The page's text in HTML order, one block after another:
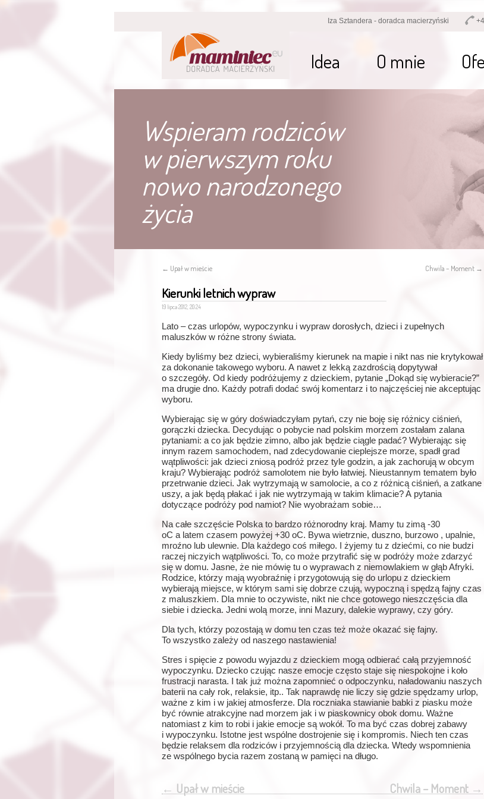
Iza Sztandera - doradca macierzyński
Idea O mnie
Wspieram rodziców
w pierwszym roku
nowo narodzonego
życia
← Upał w mieście Chwila – Moment →
Kierunki letnich wypraw
19 lipca 2012, 20:24
Lato – czas urlopów, wypoczynku i wypraw dorosłych, dzieci i zupełnych
maluszków w różne strony świata.
Kiedy byliśmy bez dzieci, wybieraliśmy kierunek na mapie i nikt nas nie krytykował
za dokonanie takowego wyboru. A nawet z lekką zazdrością dopytywał
o szczegóły. Od kiedy podróżujemy z dzieckiem, pytanie „Dokąd się wybieracie?”
ma drugie dno. Każdy potrafi dodać swój komentarz i to najczęściej nie akceptując
wyboru.
Wybierając się w góry doświadczyłam pytań, czy nie boję się różnicy ciśnień,
gorączki dziecka. Decydując o pobycie nad polskim morzem zostałam zalana
pytaniami: a co jak będzie zimno, albo jak będzie ciągle padać? Wybierając się
innym razem samochodem, nad zdecydowanie cieplejsze morze, spadł grad
wątpliwości: jak dzieci zniosą podróż przez tyle godzin, a jak zachorują w obcym
kraju? Wybierając podróż samolotem nie było łatwiej. Nieustannym tematem było
przetrwanie dzieci. Jak wytrzymają w samolocie, a co z różnicą ciśnień, a zatkane
uszy, a jak będą płakać i jak nie wytrzymają w takim klimacie? A pytania
dotyczące podróży pod namiot? Nie wyobrażam sobie…
Na całe szczęście Polska to bardzo różnorodny kraj. Mamy tu zimą -30
oC a latem czasem powyżej +30 oC. Bywa wietrznie, duszno, burzowo , upalnie,
mroźno lub ulewnie. Dla każdego coś miłego. I żyjemy tu z dziećmi, co nie budzi
raczej niczyich wątpliwości. To, co może przytrafić się w podróży może zdarzyć
się w domu. Jasne, że nie mówię tu o wyprawach z niemowlakiem w głąb Afryki.
Rodzice, którzy mają wyobraźnię i przygotowują się do urlopu z dzieckiem
wybierają miejsce, w którym sami się dobrze czują, wypoczną i spędzą fajny czas
z maluszkiem. Dla mnie to oczywiste, nikt nie chce gotowego nieszczęścia dla
siebie i dziecka. Jedni wolą morze, inni Mazury, dalekie wyprawy, czy góry.
Dla tych, którzy pozostają w domu ten czas też może okazać się fajny.
To wszystko zależy od naszego nastawienia!
Stres i spięcie z powodu wyjazdu z dzieckiem mogą odbierać całą przyjemność
wypoczynku. Dziecko czując nasze emocje często staje się niespokojne i koło
frustracji narasta. I tak już można zapomnieć o odpoczynku, naładowaniu naszych
baterii na cały rok, relaksie, itp.. Tak naprawdę nie liczy się gdzie spędzamy urlop,
ważne z kim i w jakiej atmosferze. Dla roczniaka stawianie babki z piasku może
być równie atrakcyjne nad morzem jak i w piaskownicy obok domu. Ważne
natomiast z kim to robi i jakie emocje są wokół. To ma być czas dobrej zabawy
i wypoczynku. Istotne jest wspólne dostrojenie się i kompromis. Niech ten czas
będzie relaksem dla rodziców i przyjemnością dla dziecka. Wtedy wspomnienia
ze wspólnego bycia razem zostaną w pamięci na długo.
← Upał w mieście Chwila – Moment →